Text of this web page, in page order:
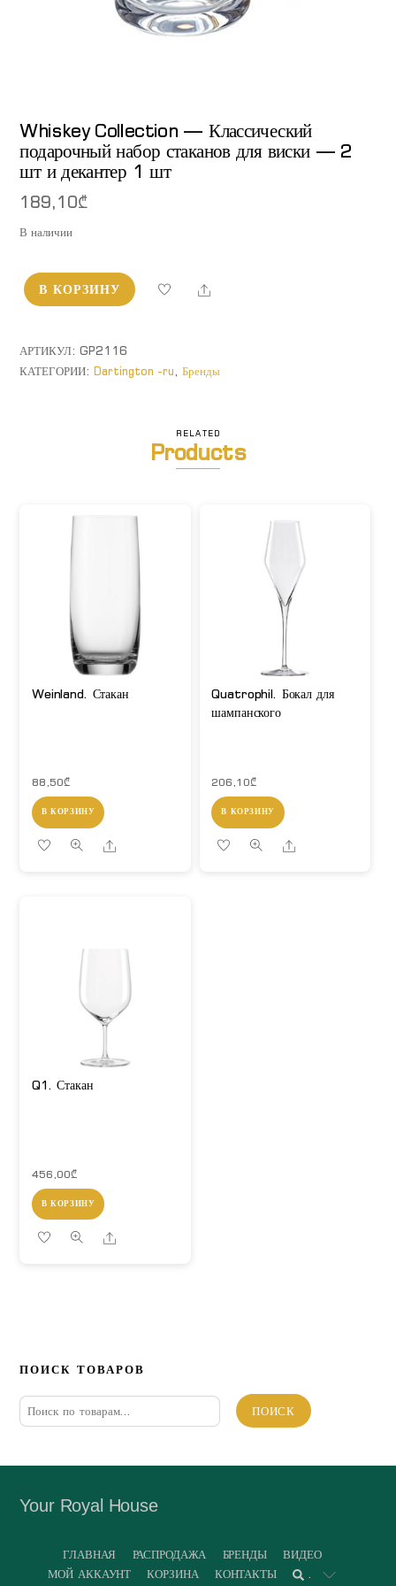
Whiskey Collection — Классический
подарочный набор стаканов для виски — 2
шт и декантер 1 шт
189,10₾
В наличии
Количество
Collection
-
В КОРЗИНУ Share
АРТИКУЛ:GP2116
КАТЕГОРИИ:Dartington -ru,Бренды
RELATED
Products
Weinland. Стакан
88,50₾
В КОРЗИНУ
Share
Quatrophil. Бокал для
шампанского
206,10₾
В КОРЗИНУ
Share
Q1. Стакан
456,00₾
В КОРЗИНУ
Share
ПОИСК ТОВАРОВ
Искать:
ПОИСК
Your Royal House
ГЛАВНАЯ РАСПРОДАЖА БРЕНДЫ
ВИДЕО
МОЙ АККАУНТ
КОРЗИНА КОНТАКТЫ .